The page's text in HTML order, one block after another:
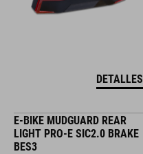
DETALLES
E-BIKE MUDGUARD REAR
LIGHT PRO-E SIC2.0 BRAKE
BES3